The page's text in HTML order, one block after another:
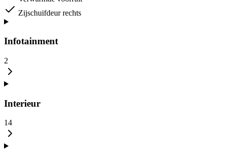
Zijschuifdeur rechts
Infotainment
2
Interieur
14